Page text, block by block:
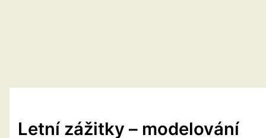
Letní zážitky – modelování